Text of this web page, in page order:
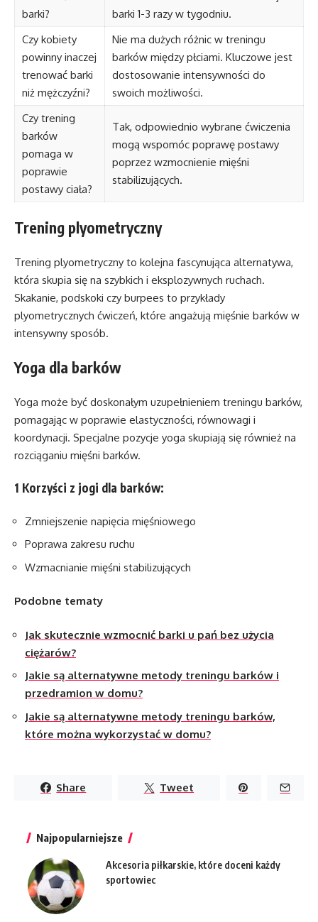
barki?
barki 1-3 razy w tygodniu.
Czy kobiety
powinny inaczej
trenować barki
niż mężczyźni?
Nie ma dużych różnic w treningu
barków między płciami. Kluczowe jest
dostosowanie intensywności do
swoich możliwości.
Czy trening
barków
pomaga w
poprawie
postawy ciała?
Tak, odpowiednio wybrane ćwiczenia
mogą wspomóc poprawę postawy
poprzez wzmocnienie mięśni
stabilizujących.
Trening plyometryczny
Trening plyometryczny to kolejna fascynująca alternatywa,
która skupia się na szybkich i eksplozywnych ruchach.
Skakanie, podskoki czy burpees to przykłady
plyometrycznych ćwiczeń, które angażują mięśnie barków w
intensywny sposób.
Yoga dla barków
Yoga może być doskonałym uzupełnieniem treningu barków,
pomagając w poprawie elastyczności, równowagi i
koordynacji. Specjalne pozycje yoga skupiają się również na
rozciąganiu mięśni barków.
1 Korzyści z jogi dla barków:
Zmniejszenie napięcia mięśniowego
Poprawa zakresu ruchu
Wzmacnianie mięśni stabilizujących
Podobne tematy
Jak skutecznie wzmocnić barki u pań bez użycia
ciężarów?
Jakie są alternatywne metody treningu barków i
przedramion w domu?
Jakie są alternatywne metody treningu barków,
które można wykorzystać w domu?
Share Tweet
Najpopularniejsze
Akcesoria piłkarskie, które doceni każdy
sportowiec